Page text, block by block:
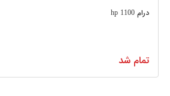
درام 1100 hp
تمام شد